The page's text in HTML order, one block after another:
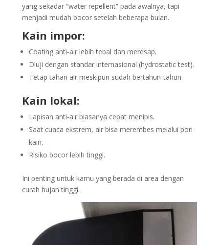
yang sekadar “water repellent” pada awalnya, tapi
menjadi mudah bocor setelah beberapa bulan.
Kain impor:
Coating anti-air lebih tebal dan meresap.
Diuji dengan standar internasional (hydrostatic test).
Tetap tahan air meskipun sudah bertahun-tahun.
Kain lokal:
Lapisan anti-air biasanya cepat menipis.
Saat cuaca ekstrem, air bisa merembes melalui pori
kain.
Risiko bocor lebih tinggi.
Ini penting untuk kamu yang berada di area dengan
curah hujan tinggi.